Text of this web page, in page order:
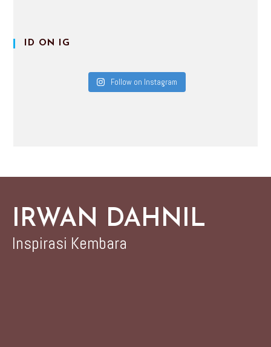
ID ON IG
Follow on Instagram
IRWAN DAHNIL
Inspirasi Kembara